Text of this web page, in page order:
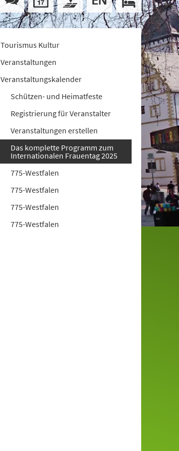
Tourismus Kultur
Veranstaltungen
Veranstaltungskalender
Schützen- und Heimatfeste
Registrierung für Veranstalter
Veranstaltungen erstellen
Das komplette Programm zum
Internationalen Frauentag 2025
775-Westfalen
775-Westfalen
775-Westfalen
775-Westfalen